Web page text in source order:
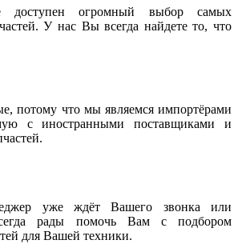
доступен огромный выбор самых
У нас Вы всегда найдете то, что
потому что мы являемся импортёрами
с иностранными поставщиками и
уже ждёт Вашего звонка или
рады помочь Вам с подбором
для Вашей техники.